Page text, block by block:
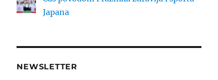
Japana
NEWSLETTER